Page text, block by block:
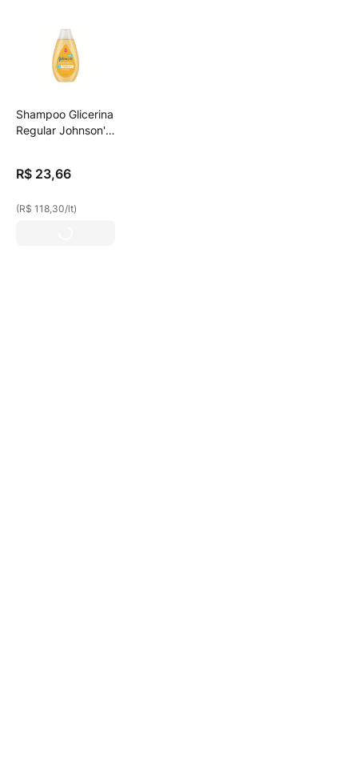
Shampoo Glicerina
Regular Johnson'S
R$ 23,66
(R$ 118,30/lt)